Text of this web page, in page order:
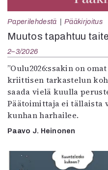
Paperilehdestä Pääkirjoitus
Muutos tapahtuu
2–3/2026
”Oulu2026:ssakin on
kriittisen tarkastelun
saada vielä kuulla
Päätoimittaja ei tällaista
kunhan harhailee.
Paavo J. Heinonen